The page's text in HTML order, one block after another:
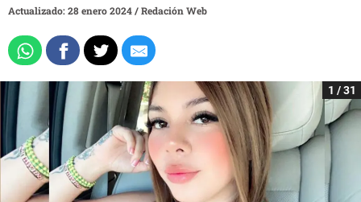
Actualizado: 28 enero 2024/Redación Web
1 / 31